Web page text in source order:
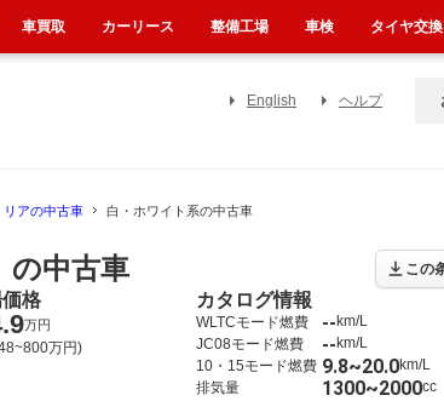
English ヘルプ
リアの中古車 白・ホワイト系の中古車
の中古車 この
格
万円
万円)
カタログ情報
WLTCモード燃費 -- km/L
JC08モード燃費
-- km/L
10・15モード燃費 9.8~20.0km/L
排気量
1300~2000cc
車買取 カーリース 整備工場 車検 タイヤ交換